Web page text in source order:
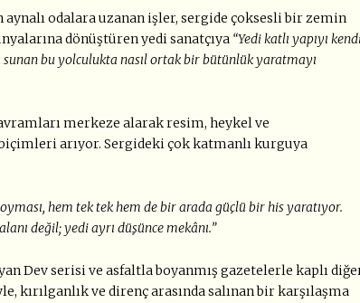
odalara uzanan işler, sergide çoksesli bir zemin
dönüştüren yedi sanatçıya “Yedi katlı yapıyı
sunan bu yolculukta nasıl ortak bir bütünlük yaratmayı
merkeze alarak resim, heykel ve
arıyor. Sergideki çok katmanlı kurguya
hem tek tek hem de bir arada güçlü bir his yaratıyor.
değil; yedi ayrı düşünce mekânı.”
Dev serisi ve asfaltla boyanmış gazetelerle kaplı
kırılganlık ve direnç arasında salınan bir karşılaşma